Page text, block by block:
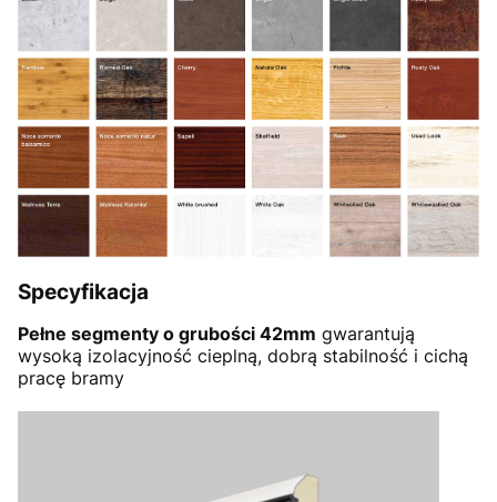
Specyfikacja
Pełne segmenty o grubości 42mm gwarantują
wysoką izolacyjność cieplną, dobrą stabilność i cichą
pracę bramy